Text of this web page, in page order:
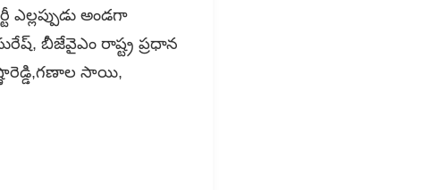
అండగా
బీజేవైఎం రాష్ట్ర ప్రధాన
సాయి,